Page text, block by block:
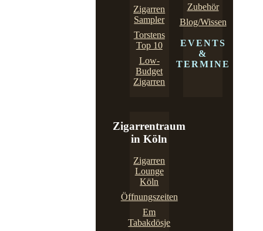
Zigarren
Sampler
Torstens
Top 10
Low-
Budget
Zigarren
Zubehör
Blog/Wissen
EVENTS
&
TERMINE
Zigarrentraum
in Köln
Zigarren
Lounge
Köln
Öffnungszeiten
Em
Tabakdösje